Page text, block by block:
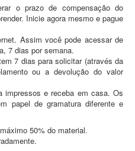
o prazo de compensação do
Inicie agora mesmo e pague
Assim você pode acessar de
7 dias por semana.
7 dias para solicitar (através da
ou a devolução do valor
impressos e receba em casa. Os
papel de gramatura diferente e
50% do material.